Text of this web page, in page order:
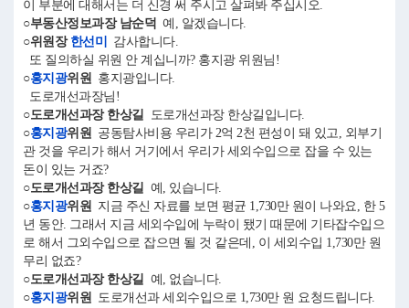
이 부분에 대해서는 더 신경 써 주시고 살펴봐 주십시오.
○부동산정보과장 남순덕 예, 알겠습니다.
○위원장 한선미
감사합니다.
또 질의하실 위원 안 계십니까? 홍지광 위원님!
○홍지광위원 홍지광입니다.
도로개선과장님!
○도로개선과장 한상길 도로개선과장 한상길입니다.
○홍지광위원 공동탐사비용 우리가 2억 2천 편성이 돼 있고, 외부기
관 것을 우리가 해서 거기에서 우리가 세외수입으로 잡을 수 있는
돈이 있는 거죠?
○도로개선과장 한상길 예, 있습니다.
○홍지광위원 지금 주신 자료를 보면 평균 1,730만 원이 나와요, 한 5
년 동안. 그래서 지금 세외수입에 누락이 됐기 때문에 기타잡수입으
로 해서 그외수입으로 잡으면 될 것 같은데, 이 세외수입 1,730만 원
무리 없죠?
○도로개선과장 한상길 예, 없습니다.
○홍지광위원 도로개선과 세외수입으로 1,730만 원 요청드립니다.